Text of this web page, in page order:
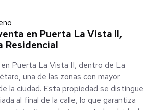
en Puerta La Vista II,
Residencial
Puerta La Vista II, dentro de La
una de las zonas con mayor
la ciudad. Esta propiedad se distingue
al final de la calle, lo que garantiza